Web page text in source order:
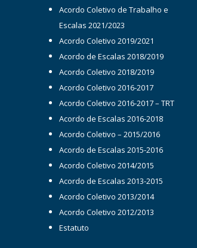
Acordo Coletivo de Trabalho e
Escalas 2021/2023
Acordo Coletivo 2019/2021
Acordo de Escalas 2018/2019
Acordo Coletivo 2018/2019
Acordo Coletivo 2016-2017
Acordo Coletivo 2016-2017 – TRT
Acordo de Escalas 2016-2018
Acordo Coletivo – 2015/2016
Acordo de Escalas 2015-2016
Acordo Coletivo 2014/2015
Acordo de Escalas 2013-2015
Acordo Coletivo 2013/2014
Acordo Coletivo 2012/2013
Estatuto